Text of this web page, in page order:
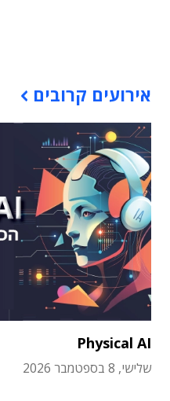
אירועים קרובים
Physical AI
שלישי, 8 בספטמבר 2026